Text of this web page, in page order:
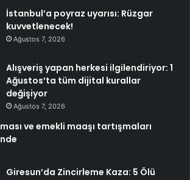
İstanbul’a poyraz uyarısı: Rüzgar
kuvvetlenecek!
Ağustos 7, 2026
Alışveriş yapan herkesi ilgilendiriyor: 1
Ağustos’ta tüm dijital kurallar
değişiyor
Ağustos 7, 2026
ve emekli maaşı tartışmaları
Giresun’da Zincirleme Kaza: 5 Ölü